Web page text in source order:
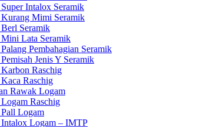
Super Intalox Seramik
Mimi Seramik
Seramik
Lata Seramik
Pembahagian Seramik
Jenis Y Seramik
Raschig
Raschig
Rawak Logam
Raschig
Logam
Intalox Logam – IMTP